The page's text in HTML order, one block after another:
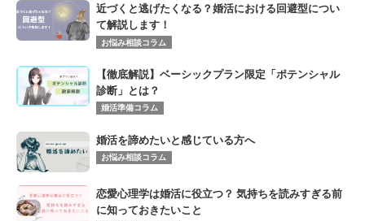
近づくと逃げたくなる？婚活における回避型につい
て解説します！
お悩み相談コラム
【徹底解説】ベーシックプラン限定「ポテンシャル
診断」とは？
婚活準備コラム
婚活を諦めたいと感じている方へ
お悩み相談コラム
恋愛心理学は婚活に役立つ？ 気持ちを読みすぎる前
に知っておきたいこと